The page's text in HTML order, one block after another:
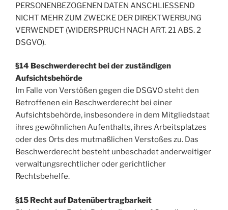
PERSONENBEZOGENEN DATEN ANSCHLIESSEND
NICHT MEHR ZUM ZWECKE DER DIREKTWERBUNG
VERWENDET (WIDERSPRUCH NACH ART. 21 ABS. 2
DSGVO).
§14 Beschwerderecht bei der zuständigen
Aufsichtsbehörde
Im Falle von Verstößen gegen die DSGVO steht den
Betroffenen ein Beschwerderecht bei einer
Aufsichtsbehörde, insbesondere in dem Mitgliedstaat
ihres gewöhnlichen Aufenthalts, ihres Arbeitsplatzes
oder des Orts des mutmaßlichen Verstoßes zu. Das
Beschwerderecht besteht unbeschadet anderweitiger
verwaltungsrechtlicher oder gerichtlicher
Rechtsbehelfe.
§15 Recht auf Datenübertragbarkeit